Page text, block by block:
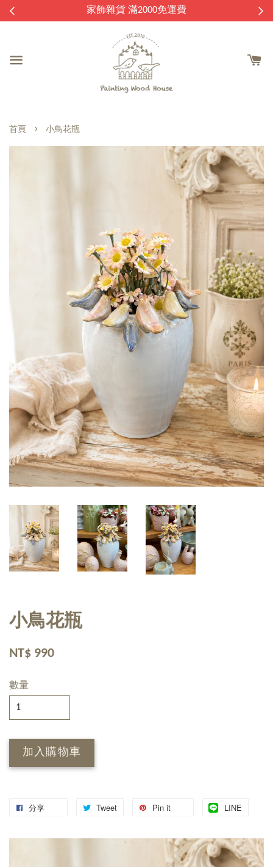
家飾雜貨 滿2000免運費
首頁 › 小鳥花瓶
小鳥花瓶
NT$ 990
數量
加入購物車
分享 Tweet Pin it LINE